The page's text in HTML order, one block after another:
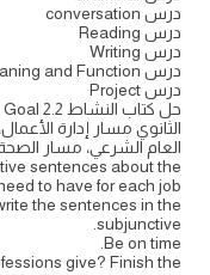
درس conversation
درس Reading
درس Writing
درس Form, Meaning and Function
درس Project
الثانوي مسار إدارة
العام الشرعي، مسار الصحة
sentences about the
to have for each job.
the sentences in the
subjunctive.
Be on time.
give? Finish the